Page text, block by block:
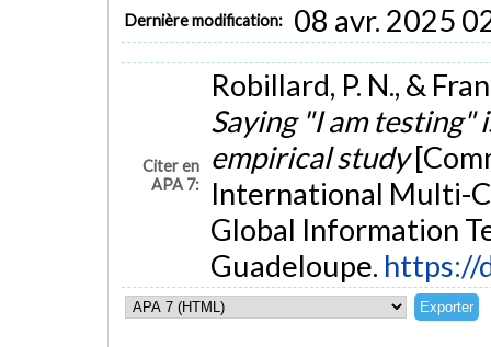
Dernière modification: 08 avr. 2025
Citer en
APA 7:
Robillard, P. N., &
Saying "I am testing"
empirical study
International Multi-
Global Information
Guadeloupe. https://